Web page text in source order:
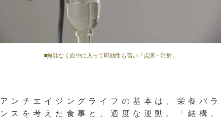
■無駄なく血中に入って即効性も高い「点滴・注射」
アンチエイジングライフの基本は、栄養バラ
ンスを考えた食事と、適度な運動。「結構、